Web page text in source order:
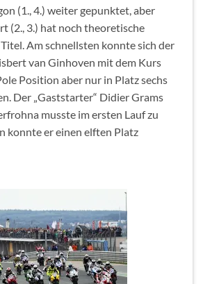
(1., 4.) weiter gepunktet, aber
(2., 3.) hat noch theoretische
Am schnellsten konnte sich der
van Ginhoven mit dem Kurs
Position aber nur in Platz sechs
Der „Gaststarter“ Didier Grams
musste im ersten Lauf zu
konnte er einen elften Platz